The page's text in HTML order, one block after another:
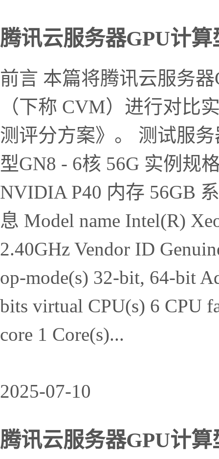
腾讯云服务器GPU计算
前言 本篇将腾讯云服务
（下称 CVM）进行对比
测评分方案》。 测试服
型GN8 - 6核 56G 实例规
NVIDIA P40 内存 56GB
息 Model name Intel(R)
2.40GHz Vendor ID
op-mode(s) 32-bit, 64-bit
bits virtual CPU(s) 6 CPU
core 1 Core(s)...
2025-07-10
腾讯云服务器GPU计算